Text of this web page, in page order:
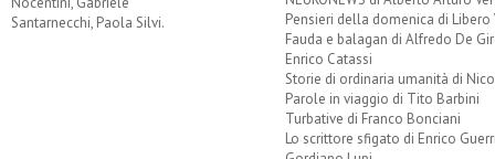
Santarnecchi, Paola Silvi.
Pensieri della domenica di Libero
Fauda e balagan di Alfredo De
Enrico Catassi
Storie di ordinaria umanità di
Parole in viaggio di Tito Barbini
Turbative di Franco Bonciani
Lo scrittore sfigato di Enrico